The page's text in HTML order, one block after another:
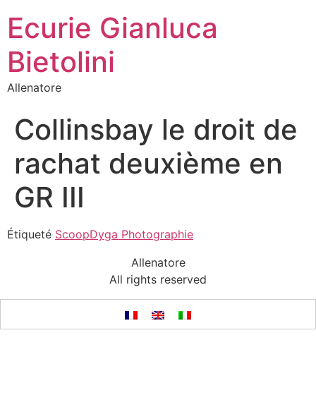
Ecurie Gianluca
Bietolini
Allenatore
Collinsbay le droit de
rachat deuxième en
GR III
Étiqueté ScoopDyga Photographie
Allenatore
All rights reserved